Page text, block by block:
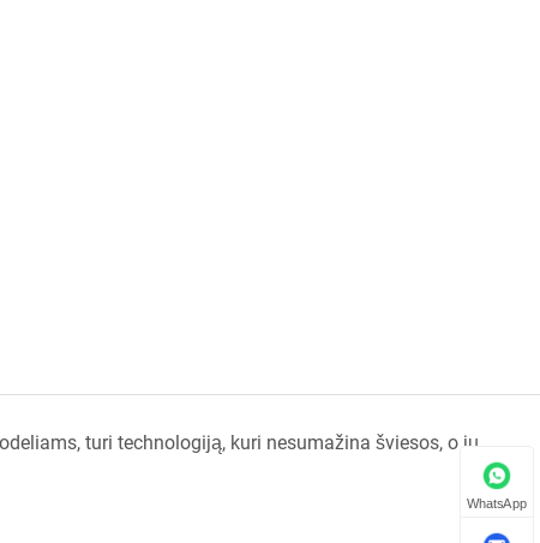
turi technologiją, kuri nesumažina šviesos, o jų
WhatsApp